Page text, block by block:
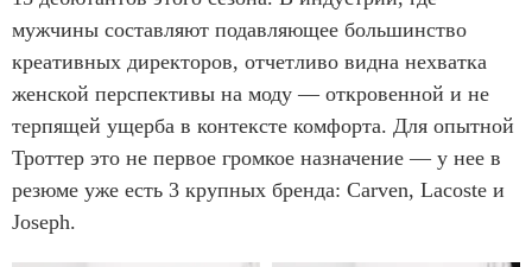
мужчины составляют подавляющее большинство
креативных директоров, отчетливо видна нехватка
женской перспективы на моду — откровенной и не
терпящей ущерба в контексте комфорта. Для опытной
Троттер это не первое громкое назначение — у нее в
резюме уже есть 3 крупных бренда: Carven, Lacoste и
Joseph.